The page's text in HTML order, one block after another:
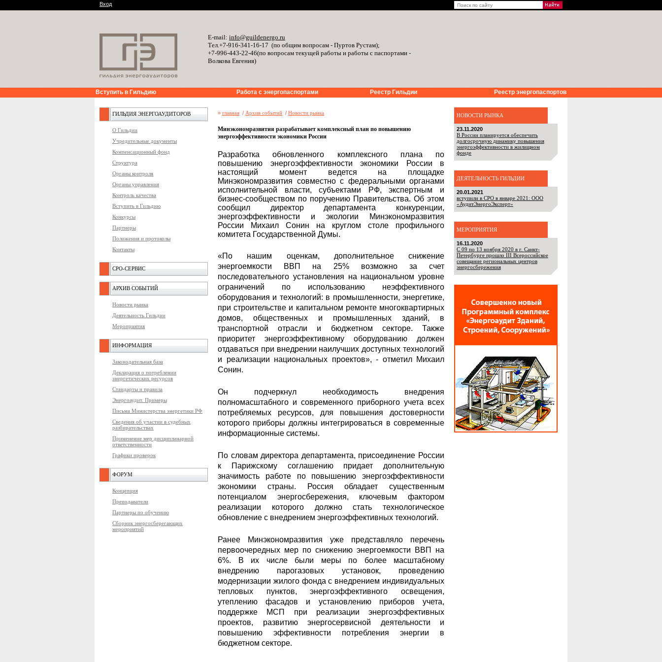
Вход
E-mail: info@guildenergo.ru
Тел.+7-916-341-16-17 (по общим вопросам - Пуртов Рустам);
+7-996-443-22-46(по вопросам текущей работы и работы с паспортами -
Волкова Евгения)
Вступить в Гильдию Работа с энергопаспортами Реестр Гильдии Реестр энергопаспортов
ГИЛЬДИЯ ЭНЕРГОАУДИТОРОВ
О Гильдии
Учредительные документы
Компенсационный фонд
Структура
Органы контроля
Органы управления
Контроль качества
Вступить в Гильдию
Конкурсы
Партнеры
Положения и протоколы
Контакты
СРО-СЕРВИС
АРХИВ СОБЫТИЙ
Новости рынка
Деятельность Гильдии
Мероприятия
ИНФОРМАЦИЯ
Законодательная база
Декларация о потреблении
энергетических ресурсов
Стандарты и правила
Энергоаудит. Примеры
Письма Министерства энергетики РФ
Сведения об участии в судебных
разбирательствах
Применение мер дисциплинарной
ответственности
Графики проверок
ФОРУМ
Концепция
Преподаватели
Партнеры по обучению
Сборник энергосберегающих
мероприятий
» главная / Архив событий / Новости рынка
Минэкономразвития разрабатывает комплексный план по повышению
энергоэффективности экономики России
Разработка обновленного комплексного плана по
повышению энергоэффективности экономики России в
настоящий момент ведется на площадке
Минэкономразвития совместно с федеральными органами
исполнительной власти, субъектами РФ, экспертным и
бизнес-сообществом по поручению Правительства. Об этом
сообщил директор департамента конкуренции,
энергоэффективности и экологии Минэкономразвития
России Михаил Сонин на круглом столе профильного
комитета Государственной Думы.
«По нашим оценкам, дополнительное снижение
энергоемкости ВВП на 25% возможно за счет
последовательного установления на национальном уровне
ограничений по использованию неэффективного
оборудования и технологий: в промышленности, энергетике,
при строительстве и капитальном ремонте многоквартирных
домов, общественных и промышленных зданий, в
транспортной отрасли и бюджетном секторе. Также
приоритет энергоэффективному оборудованию должен
отдаваться при внедрении наилучших доступных технологий
и реализации национальных проектов», - отметил Михаил
Сонин.
Он подчеркнул необходимость внедрения
полномасштабного и современного приборного учета всех
потребляемых ресурсов, для повышения достоверности
которого приборы должны интегрироваться в современные
информационные системы.
По словам директора департамента, присоединение России
к Парижскому соглашению придает дополнительную
значимость работе по повышению энергоэффективности
экономики страны. Россия обладает существенным
потенциалом энергосбережения, ключевым фактором
реализации которого должно стать технологическое
обновление с внедрением энергоэффективных технологий.
Ранее Минэкономразвития уже представляло перечень
первоочередных мер по снижению энергоемкости ВВП на
6%. В их числе были меры по более масштабному
внедрению парогазовых установок, проведению
модернизации жилого фонда с внедрением индивидуальных
тепловых пунктов, энергоэффективного освещения,
утеплению фасадов и установлению приборов учета,
поддержке МСП при реализации энергоэффективных
проектов, развитию энергосервисной деятельности и
повышению эффективности потребления энергии в
бюджетном секторе.
НОВОСТИ РЫНКА
23.11.2020
В России планируется обеспечить
долгосрочную динамику повышения
энергоэффективности в жилищном
фонде
ДЕЯТЕЛЬНОСТЬ ГИЛЬДИИ
20.01.2021
вступили в СРО в январе 2021: ООО
«АудитЭнергоЭксперт»
МЕРОПРИЯТИЯ
16.11.2020
С 09 по 13 ноября 2020 в г. Санкт-
Петербурге прошло III Всероссийское
совещание региональных центров
энергосбережения